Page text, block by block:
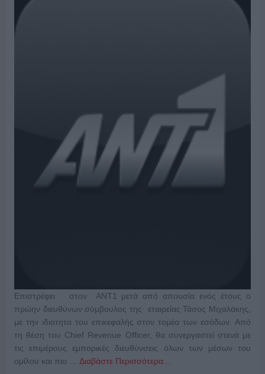
Eπιστρέφει στον ΑΝΤ1 μετά από απουσία ενός έτους ο
πρώην διευθύνων σύμβουλος της εταιρείας Τάσος Μιχαλάκης,
με την ιδιοτητα του επικεφαλής στον τομέα των εσόδων. Από
τη θέση του Chief Revenue Officer, θα συνεργαστεί στενά με
τις επιμέρους εμπορικές διευθύνσεις όλων των μέσων του
ομίλου και πιο … Διαβάστε Περισσότερα...